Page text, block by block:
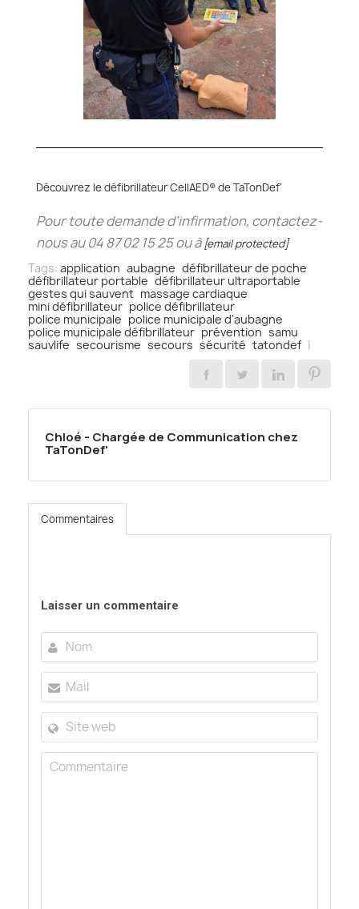
Découvrez le défibrillateur CellAED® de TaTonDef’
Pour toute demande d’infirmation, contactez-
nous au 04 87 02 15 25 ou à [email protected]
Tags: application aubagne défibrillateur de poche
défibrillateur portable défibrillateur ultraportable
gestes qui sauvent massage cardiaque
mini défibrillateur police défibrillateur
police municipale police municipale d'aubagne
police municipale défibrillateur prévention samu
sauvlife secourisme secours sécurité tatondef |
Chloé - Chargée de Communication chez
TaTonDef'
Commentaires
Laisser un commentaire